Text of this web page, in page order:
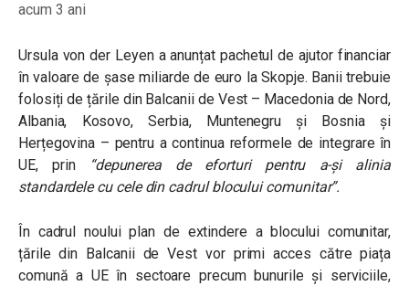
acum 3 ani
Ursula von der Leyen a anunțat pachetul de ajutor financiar
în valoare de șase miliarde de euro la Skopje. Banii trebuie
folosiți de țările din Balcanii de Vest – Macedonia de Nord,
Albania, Kosovo, Serbia, Muntenegru și Bosnia și
Herțegovina – pentru a continua reformele de integrare în
UE, prin“depunerea de eforturi pentru a-și alinia
standardele cu cele din cadrul blocului comunitar”.
În cadrul noului plan de extindere a blocului comunitar,
țările din Balcanii de Vest vor primi acces către piața
comună a UE în sectoare precum bunurile și serviciile,